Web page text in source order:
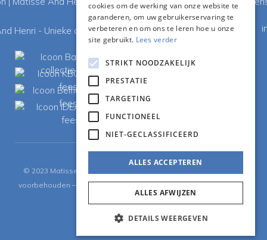
© 2023 Matisse and Henri – BTW BE 0860 531 837 – Alle rechten
voorbehouden –
Algemene voorwaarden–Privacybeleid–Cookie
Dev - lsDevign
cookies om de werking van onze website te
garanderen, om uw gebruikerservaring te
verbeteren en om ons te leren hoe u onze
site gebruikt. Lees verder
STRIKT NOODZAKELIJK
PRESTATIE
TARGETING
FUNCTIONEEL
NIET-GECLASSIFICEERD
ALLES ACCEPTEREN
ALLES AFWIJZEN
DETAILS WEERGEVEN